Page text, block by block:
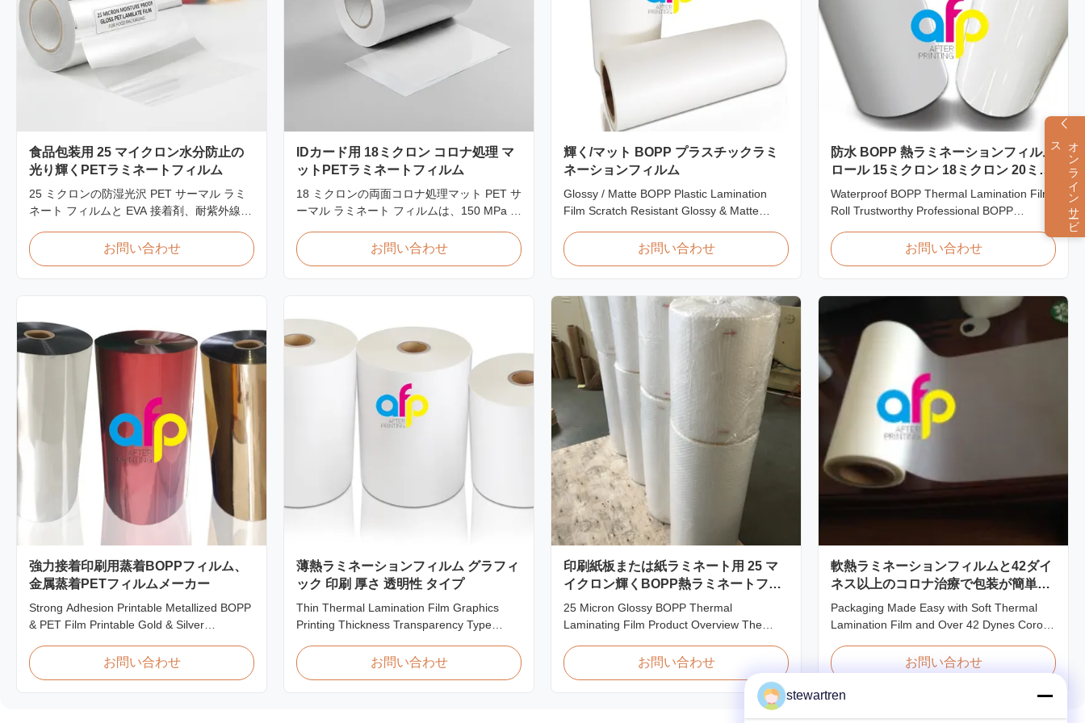
オ
ン
ラ
イ
ン
サ
ービ
ス
食品包装用 25 マイクロン水分防止の
光り輝くPETラミネートフィルム
25 ミクロンの防湿光沢 PET サーマル ラミ
ネート フィルムと EVA 接着剤、耐紫外線
包装用に FDA 準拠、食品カートンや冷凍食
品の箱に最適です。
お問い合わせ
IDカード用 18ミクロン コロナ処理 マ
ットPETラミネートフィルム
18 ミクロンの両面コロナ処理マット PET サ
ーマル ラミネート フィルムは、150 MPa 以
久性を備えた ID カード、バッジ、資格情報
の保護用に特別に設計されています。
お問い合わせ
輝く/マット BOPP プラスチックラミ
ネーションフィルム
Glossy / Matte BOPP Plastic Lamination
Film Scratch Resistant Glossy & Matte
Resistant Film Product Specifications Item
Scratch Resistant Film Material BOPP +
Thickness 24micron - 32micron Roll Length
300m - 4000m Core Size 1 inch ...
お問い合わせ
防水 BOPP 熱ラミネーションフィルム
ロール 15ミクロン 18ミクロン 20ミク
ロン 23ミクロン 25ミクロン
Waterproof BOPP Thermal Lamination Film
Roll Trustworthy Professional BOPP
professional manufacturer and supplier of
BOPP thermal roll laminating film, we have
produce high-quality roll laminating film
お問い合わせ
強力接着印刷用蒸着BOPPフィルム、
金属蒸着PETフィルムメーカー
Strong Adhesion Printable Metallized BOPP
& PET Film Printable Gold & Silver
metallized thermal laminating film creates
an aluminum paper-like finish when
お問い合わせ
薄熱ラミネーションフィルム グラフィ
ック 印刷 厚さ 透明性 タイプ
Thin Thermal Lamination Film Graphics
Printing Thickness Transparency Type
thermal lamination film designed for printing
graphics laminating thickness applications.
お問い合わせ
印刷紙板または紙ラミネート用 25 マ
イクロン輝くBOPP熱ラミネートフィ
ルム
25 Micron Glossy BOPP Thermal
Laminating Film Product Overview The
exceptional softness for easy handling and
smooth application. Its transparent quality
preserves the visibility of printed materials
after lamination, ensuring a professional
お問い合わせ
軟熱ラミネーションフィルムと42ダイ
ネス以上のコロナ治療で包装が簡単に
なりました
Packaging Made Easy with Soft Thermal
Lamination Film and Over 42 Dynes Corona
Lamination Film is a premium coating and
laminating film specifically designed for
paper and paperboard applications. This
お問い合わせ
stewartren